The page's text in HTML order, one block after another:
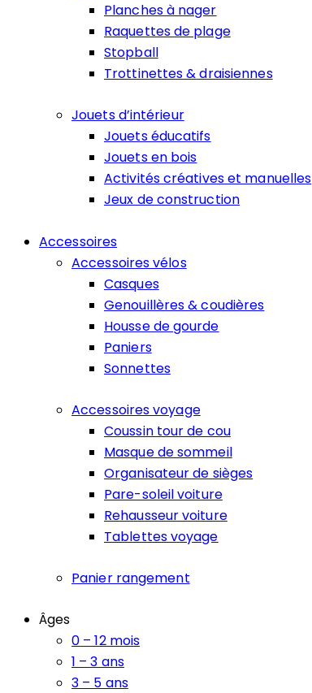
Planches à nager
Raquettes de plage
Stopball
Trottinettes & draisiennes
Jouets d’intérieur
Jouets éducatifs
Jouets en bois
Activités créatives et manuelles
Jeux de construction
Accessoires
Accessoires vélos
Casques
Genouillères & coudières
Housse de gourde
Paniers
Sonnettes
Accessoires voyage
Coussin tour de cou
Masque de sommeil
Organisateur de sièges
Pare-soleil voiture
Rehausseur voiture
Tablettes voyage
Panier rangement
Âges
0 – 12 mois
1 – 3 ans
3 – 5 ans